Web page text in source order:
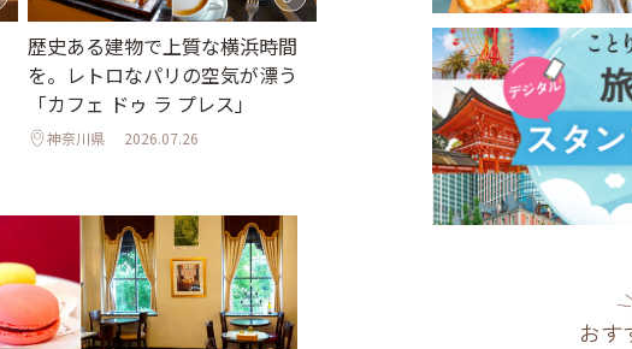
歴史ある建物で上質な横浜時間
を。レトロなパリの空気が漂う
「カフェ ドゥ ラ プレス」
神奈川県 2026.07.26
横浜山手の洋館と元町をめぐる夏
さんぽ。この時期だけのアリスの
ティーパーティーへ
2026.07.18
おす